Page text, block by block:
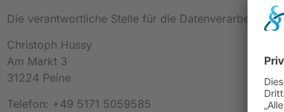
Die verantwortliche Stelle für die Datenverarbeitung
Christoph Hussy
Am Markt 3
31224 Peine
Telefon: +49 5171 5059585